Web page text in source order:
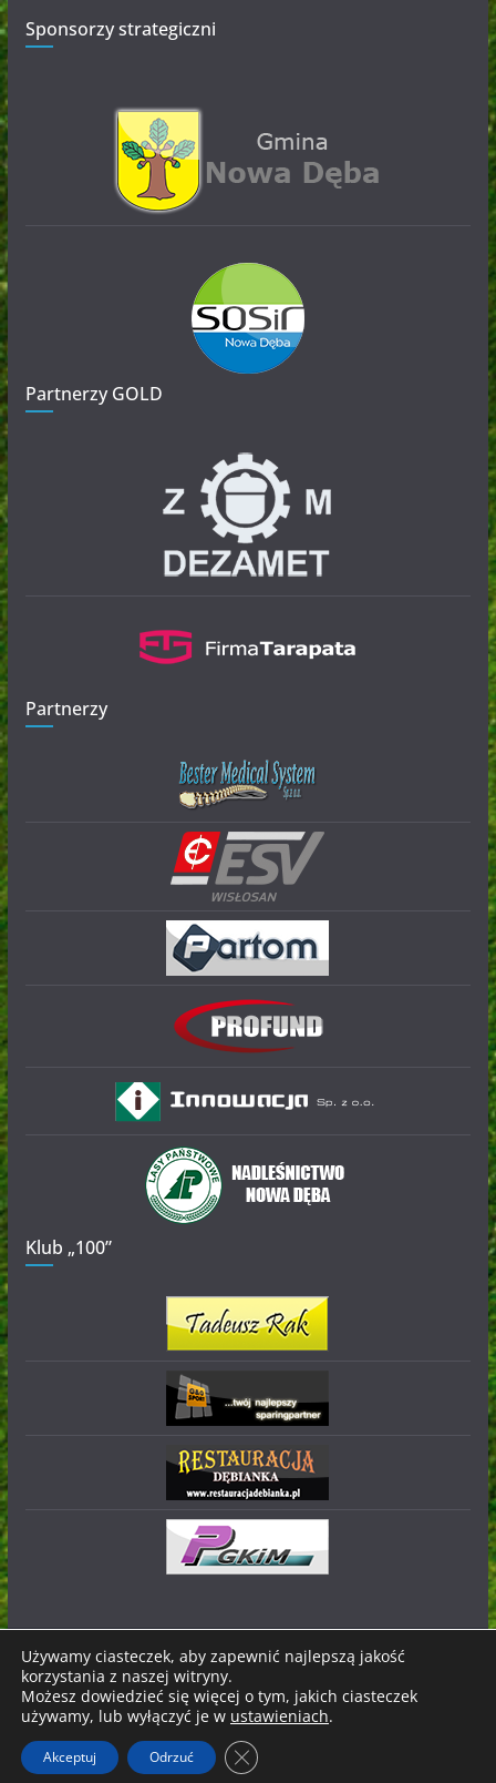
Sponsorzy strategiczni
Partnerzy GOLD
Partnerzy
Klub „100”
Prawa autorskie © 2026Stal Nowa Dęba. Wszystkie prawa
zastrzeżone.
Motyw:ColorMagstworzony przez ThemeGrill. Wspierane
przezWordPress
Używamy ciasteczek, aby zapewnić najlepszą jakość
korzystania z naszej witryny.
Możesz dowiedzieć się więcej o tym, jakich ciasteczek
używamy, lub wyłączyć je w ustawieniach.
Akceptuj Odrzuć Zamknij panel powiadomień o